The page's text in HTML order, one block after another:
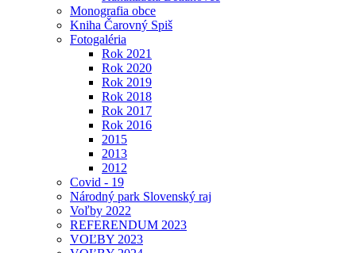
Monografia obce
Kniha Čarovný Spiš
Fotogaléria
Rok 2021
Rok 2020
Rok 2019
Rok 2018
Rok 2017
Rok 2016
2015
2013
2012
Covid - 19
Národný park Slovenský raj
Voľby 2022
REFERENDUM 2023
VOĽBY 2023